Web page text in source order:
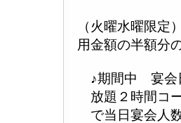
（火曜水曜限定
用金額の半額分
♪期間中 宴会
放題２時間コ
で当日宴会人